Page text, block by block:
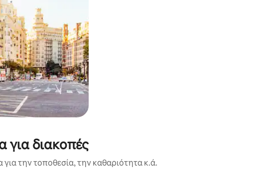
για διακοπές
την τοποθεσία, την καθαριότητα κ.ά.